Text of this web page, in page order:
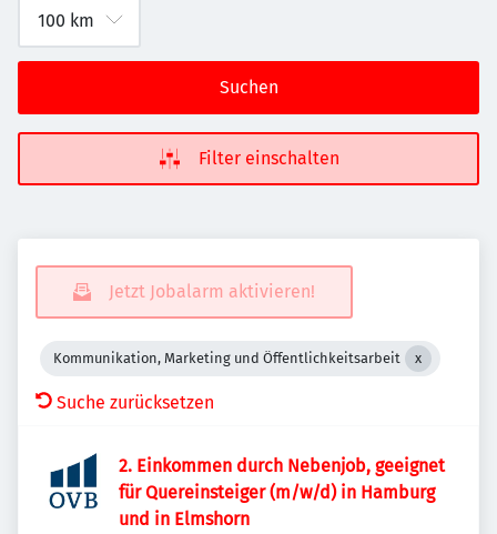
Suchen
Filter einschalten
Jetzt Jobalarm aktivieren!
Kommunikation, Marketing und Öffentlichkeitsarbeit
Suche zurücksetzen
2. Einkommen durch Nebenjob, geeignet
für Quereinsteiger (m/w/d) in Hamburg
und in Elmshorn